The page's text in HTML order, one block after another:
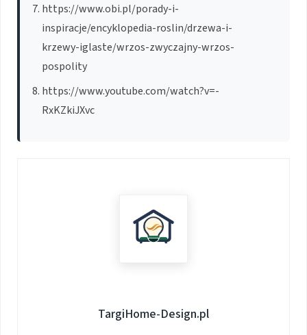
https://www.obi.pl/porady-i-
inspiracje/encyklopedia-roslin/drzewa-i-
krzewy-iglaste/wrzos-zwyczajny-wrzos-
pospolity
https://www.youtube.com/watch?v=-
RxKZkiJXvc
TargiHome-Design.pl